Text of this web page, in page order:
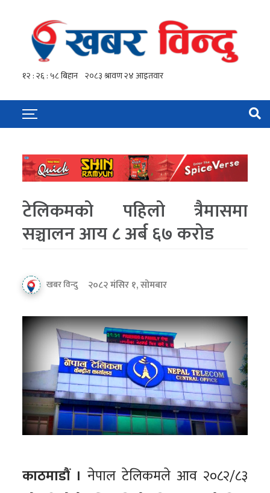
टेलिकमको पहिलो त्रैमासमा
सञ्चालन आय ८ अर्ब ६७ करोड
खबर विन्दु २०८२ मंसिर १, सोमबार
काठमाडौं । नेपाल टेलिकमले आव २०८२/८३